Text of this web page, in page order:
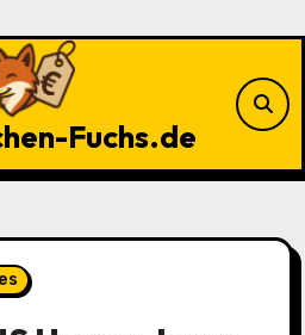
Fuchs.de